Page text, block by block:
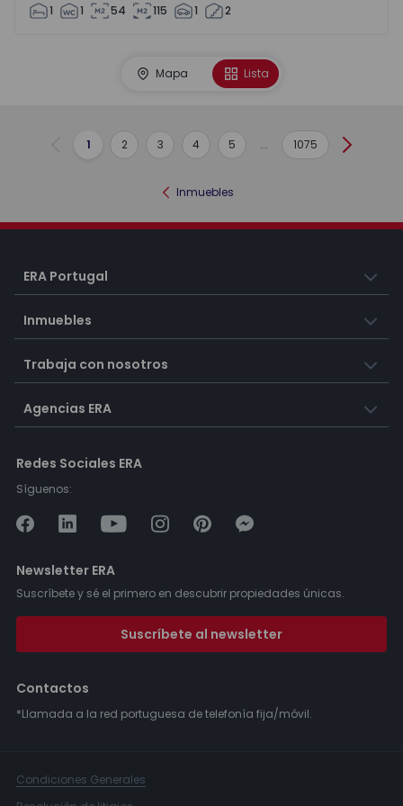
1 1 54 115 1 2
Mapa Lista
Anterior
1 2 3 4 5 ... 1075
Inmuebles
ERA Portugal
Inmuebles
Trabaja con nosotros
Agencias ERA
Redes Sociales ERA
Síguenos:
Newsletter ERA
Suscríbete y sé el primero en descubrir propiedades únicas.
Suscríbete al newsletter
Contactos
*Llamada a la red portuguesa de telefonía fija/móvil.
Condiciones Generales